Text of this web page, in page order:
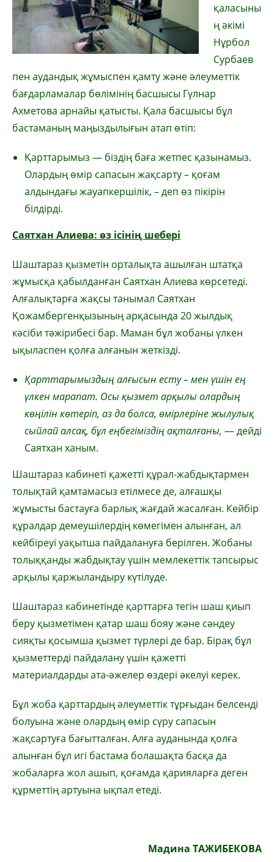
қаласыны
ң әкімі
Нұрбол
Сурбаев
пен аудандық жұмыспен қамту және әлеуметтік
бағдарламалар бөлімінің басшысы Гүлнар
Ахметова арнайы қатысты. Қала басшысы бұл
бастаманың маңыздылығын атап өтіп:
Қарттарымыз — біздің баға жетпес қазынамыз.
Олардың өмір сапасын жақсарту – қоғам
алдындағы жауапкершілік, – деп өз пікірін
білдірді.
Саятхан Алиева: өз ісінің шебері
Шаштараз қызметін орталықта ашылған штатқа
жұмысқа қабылданған Саятхан Алиева көрсетеді.
Алғалықтарға жақсы танымал Саятхан
Қожамбергенқызының арқасында 20 жылдық
кәсіби тәжірибесі бар. Маман бұл жобаны үлкен
ықыласпен қолға алғанын жеткізді.
Қарттарымыздың алғысын есту – мен үшін ең
үлкен марапат. Осы қызмет арқылы олардың
көңілін көтеріп, аз да болса, өмірлеріне жылулық
сыйлай алсақ, бұл еңбегіміздің ақталғаны, — дейді
Саятхан ханым.
Шаштараз кабинеті қажетті құрал-жабдықтармен
толықтай қамтамасыз етілмесе де, алғашқы
жұмысты бастауға барлық жағдай жасалған. Кейбір
құралдар демеушілердің көмегімен алынған, ал
кейбіреуі уақытша пайдалануға берілген. Жобаны
толыққанды жабдықтау үшін мемлекеттік тапсырыс
арқылы қаржыландыру күтілуде.
Шаштараз кабинетінде қарттарға тегін шаш қиып
беру қызметімен қатар шаш бояу және сәндеу
сияқты қосымша қызмет түрлері де бар. Бірақ бұл
қызметтерді пайдалану үшін қажетті
материалдарды ата-әжелер өздері әкелуі керек.
Бұл жоба қарттардың әлеуметтік тұрғыдан белсенді
болуына және олардың өмір сүру сапасын
жақсартуға бағытталған. Алға ауданында қолға
алынған бұл игі бастама болашақта басқа да
жобаларға жол ашып, қоғамда қарияларға деген
құрметтің артуына ықпал етеді.
Мадина ТАЖИБЕКОВА